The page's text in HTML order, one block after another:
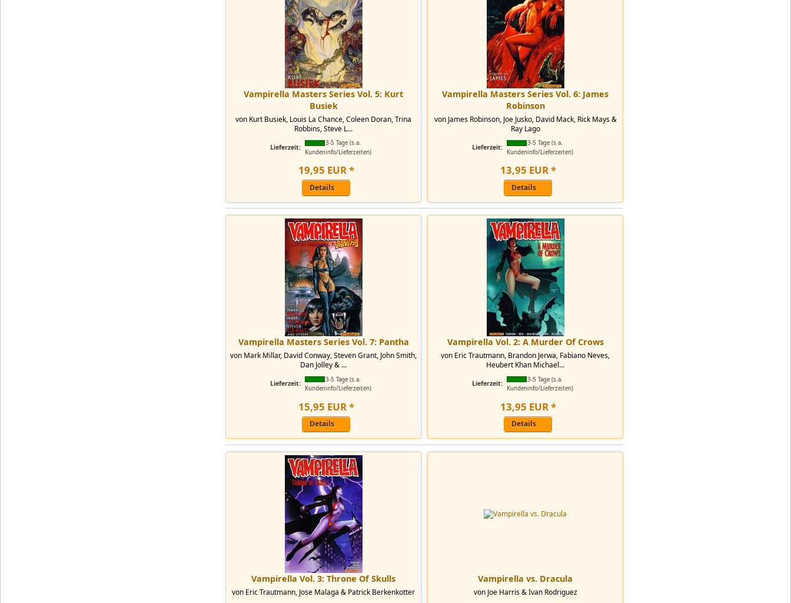
Vampirella Masters Series Vol. 5: Kurt
Busiek
von Kurt Busiek, Louis La Chance, Coleen Doran, Trina
Robbins, Steve L...
Lieferzeit:
3-5 Tage (s.a.
Kundeninfo/Lieferzeiten)
19,95 EUR*
Details
Vampirella Masters Series Vol. 6: James
Robinson
von James Robinson, Joe Jusko, David Mack, Rick Mays &
Ray Lago
Lieferzeit:
3-5 Tage (s.a.
Kundeninfo/Lieferzeiten)
13,95 EUR*
Details
Vampirella Masters Series Vol. 7: Pantha
von Mark Millar, David Conway, Steven Grant, John Smith,
Dan Jolley & ...
Lieferzeit:
3-5 Tage (s.a.
Kundeninfo/Lieferzeiten)
15,95 EUR *
Details
Vampirella Vol. 2: A Murder Of Crows
von Eric Trautmann, Brandon Jerwa, Fabiano Neves,
Heubert Khan Michael...
Lieferzeit:
3-5 Tage (s.a.
Kundeninfo/Lieferzeiten)
13,95 EUR *
Details
Vampirella Vol. 3: Throne Of Skulls
von Eric Trautmann, Jose Malaga & Patrick Berkenkotter
Vampirella vs. Dracula
von Joe Harris & Ivan Rodriguez